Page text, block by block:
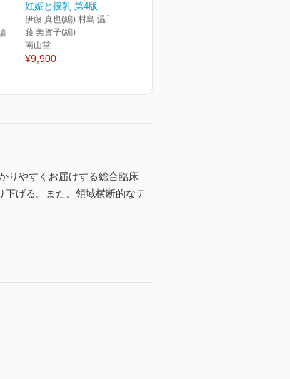
妊娠と授乳 第4版
伊藤 真也(編) 村島 温子(編) 後
藤 美賀子(編)
南山堂
¥9,900
りやすくお届けする総合臨床
下げる。また、領域横断的なテ